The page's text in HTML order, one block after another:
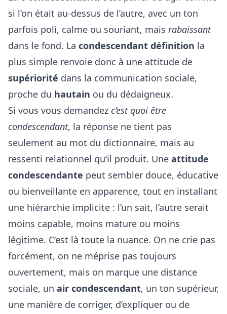
si l’on était au-dessus de l’autre, avec un ton
parfois poli, calme ou souriant, mais rabaissant
dans le fond. La condescendant définition la
plus simple renvoie donc à une attitude de
supériorité dans la communication sociale,
proche du hautain ou du dédaigneux.
Si vous vous demandez c’est quoi être
condescendant, la réponse ne tient pas
seulement au mot du dictionnaire, mais au
ressenti relationnel qu’il produit. Une attitude
condescendante peut sembler douce, éducative
ou bienveillante en apparence, tout en installant
une hiérarchie implicite : l’un sait, l’autre serait
moins capable, moins mature ou moins
légitime. C’est là toute la nuance. On ne crie pas
forcément, on ne méprise pas toujours
ouvertement, mais on marque une distance
sociale, un air condescendant, un ton supérieur,
une manière de corriger, d’expliquer ou de